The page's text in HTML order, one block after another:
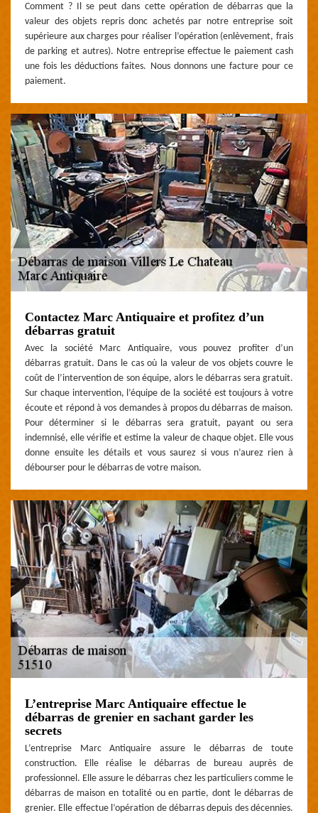
Comment ? Il se peut dans cette opération de débarras que la
valeur des objets repris donc achetés par notre entreprise soit
supérieure aux charges pour réaliser l’opération (enlèvement, frais
de parking et autres). Notre entreprise effectue le paiement cash
une fois les déductions faites. Nous donnons une facture pour ce
paiement.
Contactez Marc Antiquaire et profitez d’un
débarras gratuit
Avec la société Marc Antiquaire, vous pouvez profiter d’un
débarras gratuit. Dans le cas où la valeur de vos objets couvre le
coût de l’intervention de son équipe, alors le débarras sera gratuit.
Sur chaque intervention, l’équipe de la société est toujours à votre
écoute et répond à vos demandes à propos du débarras de maison.
Pour déterminer si le débarras sera gratuit, payant ou sera
indemnisé, elle vérifie et estime la valeur de chaque objet. Elle vous
donne ensuite les détails et vous saurez si vous n’aurez rien à
débourser pour le débarras de votre maison.
L’entreprise Marc Antiquaire effectue le
débarras de grenier en sachant garder les
secrets
L’entreprise Marc Antiquaire assure le débarras de toute
construction. Elle réalise le débarras de bureau auprès de
professionnel. Elle assure le débarras chez les particuliers comme le
débarras de maison en totalité ou en partie, dont le débarras de
grenier. Elle effectue l’opération de débarras depuis des décennies.